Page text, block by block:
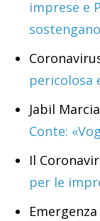
imprese e
pericolosa
Jabil
Conte:
Il
per le
Emergenza